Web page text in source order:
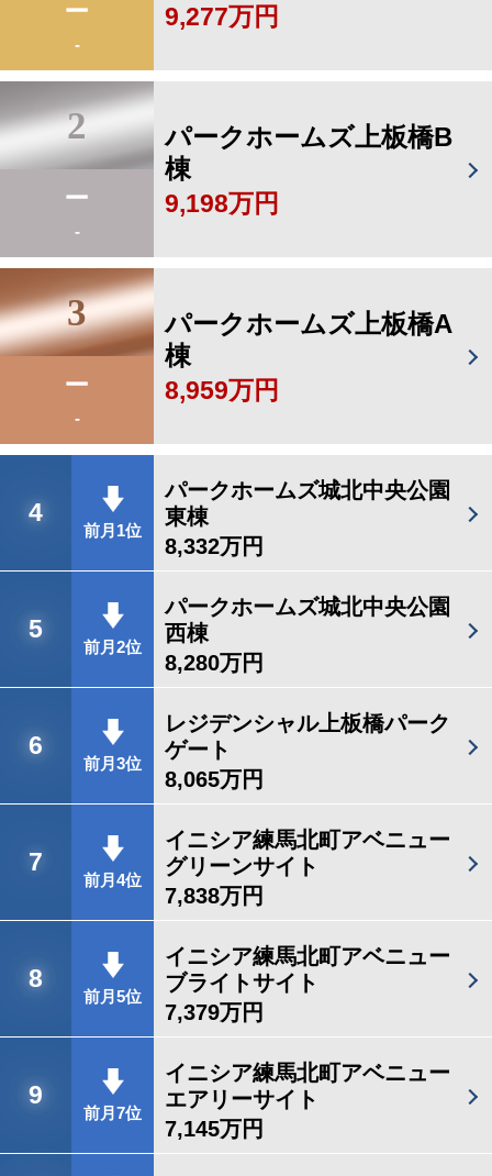
-
9,277万円
2
-
パークホームズ上板橋B
棟
9,198万円
3
-
パークホームズ上板橋A
棟
8,959万円
4
前月1位
パークホームズ城北中央公園
東棟
8,332万円
5
前月2位
パークホームズ城北中央公園
西棟
8,280万円
6
前月3位
レジデンシャル上板橋パーク
ゲート
8,065万円
7
前月4位
イニシア練馬北町アベニュー
グリーンサイト
7,838万円
8
前月5位
イニシア練馬北町アベニュー
ブライトサイト
7,379万円
9
前月7位
イニシア練馬北町アベニュー
エアリーサイト
7,145万円